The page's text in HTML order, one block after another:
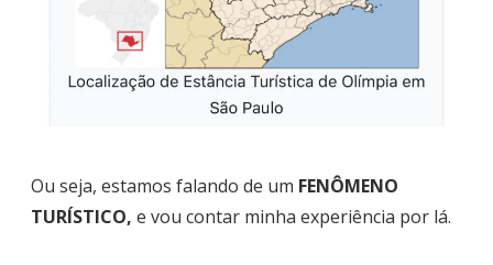
Ou seja, estamos falando de um FENÔMENO
TURÍSTICO, e vou contar minha experiência por lá.